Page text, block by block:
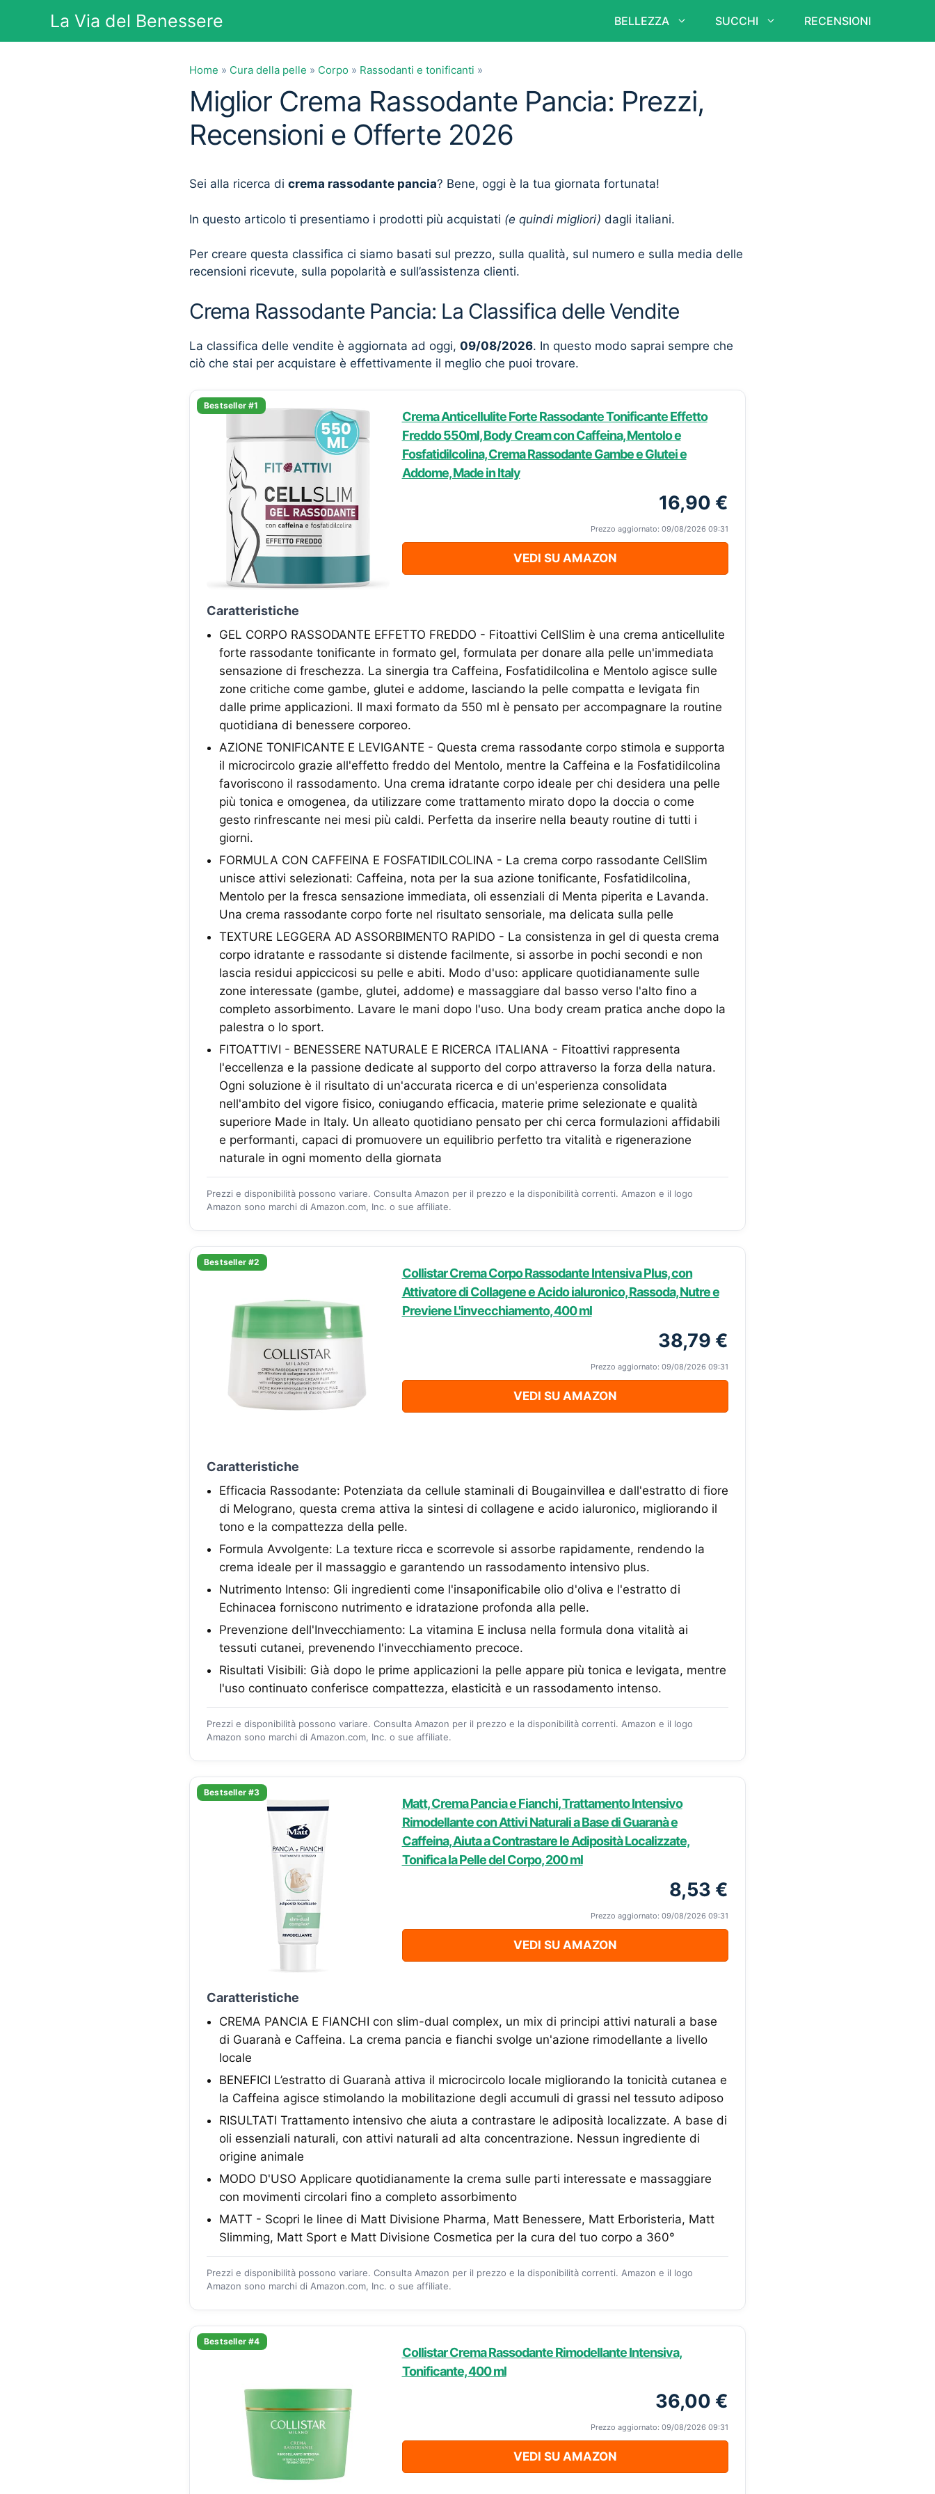
contenuto
La Via del Benessere BELLEZZA SUCCHI RECENSIONI
Home » Cura della pelle » Corpo » Rassodanti e tonificanti »
Miglior Crema Rassodante Pancia: Prezzi,
Recensioni e Offerte 2026
Sei alla ricerca di crema rassodante pancia? Bene, oggi è la tua giornata fortunata!
In questo articolo ti presentiamo i prodotti più acquistati (e quindi migliori) dagli italiani.
Per creare questa classifica ci siamo basati sul prezzo, sulla qualità, sul numero e sulla media delle
recensioni ricevute, sulla popolarità e sull’assistenza clienti.
Crema Rassodante Pancia: La Classifica delle Vendite
La classifica delle vendite è aggiornata ad oggi, 09/08/2026. In questo modo saprai sempre che
ciò che stai per acquistare è effettivamente il meglio che puoi trovare.
Bestseller #1
Crema Anticellulite Forte Rassodante Tonificante Effetto
Freddo 550ml, Body Cream con Caffeina, Mentolo e
Fosfatidilcolina, Crema Rassodante Gambe e Glutei e
Addome, Made in Italy
16,90 €
Prezzo aggiornato: 09/08/2026 09:31
VEDI SU AMAZON
Caratteristiche
GEL CORPO RASSODANTE EFFETTO FREDDO - Fitoattivi CellSlim è una crema anticellulite
forte rassodante tonificante in formato gel, formulata per donare alla pelle un'immediata
sensazione di freschezza. La sinergia tra Caffeina, Fosfatidilcolina e Mentolo agisce sulle
zone critiche come gambe, glutei e addome, lasciando la pelle compatta e levigata fin
dalle prime applicazioni. Il maxi formato da 550 ml è pensato per accompagnare la routine
quotidiana di benessere corporeo.
AZIONE TONIFICANTE E LEVIGANTE - Questa crema rassodante corpo stimola e supporta
il microcircolo grazie all'effetto freddo del Mentolo, mentre la Caffeina e la Fosfatidilcolina
favoriscono il rassodamento. Una crema idratante corpo ideale per chi desidera una pelle
più tonica e omogenea, da utilizzare come trattamento mirato dopo la doccia o come
gesto rinfrescante nei mesi più caldi. Perfetta da inserire nella beauty routine di tutti i
giorni.
FORMULA CON CAFFEINA E FOSFATIDILCOLINA - La crema corpo rassodante CellSlim
unisce attivi selezionati: Caffeina, nota per la sua azione tonificante, Fosfatidilcolina,
Mentolo per la fresca sensazione immediata, oli essenziali di Menta piperita e Lavanda.
Una crema rassodante corpo forte nel risultato sensoriale, ma delicata sulla pelle
TEXTURE LEGGERA AD ASSORBIMENTO RAPIDO - La consistenza in gel di questa crema
corpo idratante e rassodante si distende facilmente, si assorbe in pochi secondi e non
lascia residui appiccicosi su pelle e abiti. Modo d'uso: applicare quotidianamente sulle
zone interessate (gambe, glutei, addome) e massaggiare dal basso verso l'alto fino a
completo assorbimento. Lavare le mani dopo l'uso. Una body cream pratica anche dopo la
palestra o lo sport.
FITOATTIVI - BENESSERE NATURALE E RICERCA ITALIANA - Fitoattivi rappresenta
l'eccellenza e la passione dedicate al supporto del corpo attraverso la forza della natura.
Ogni soluzione è il risultato di un'accurata ricerca e di un'esperienza consolidata
nell'ambito del vigore fisico, coniugando efficacia, materie prime selezionate e qualità
superiore Made in Italy. Un alleato quotidiano pensato per chi cerca formulazioni affidabili
e performanti, capaci di promuovere un equilibrio perfetto tra vitalità e rigenerazione
naturale in ogni momento della giornata
Prezzi e disponibilità possono variare. Consulta Amazon per il prezzo e la disponibilità correnti. Amazon e il logo
Amazon sono marchi di Amazon.com, Inc. o sue affiliate.
Bestseller #2
Collistar Crema Corpo Rassodante Intensiva Plus, con
Attivatore di Collagene e Acido ialuronico, Rassoda, Nutre e
Previene L'invecchiamento, 400 ml
38,79 €
Prezzo aggiornato: 09/08/2026 09:31
VEDI SU AMAZON
Caratteristiche
Efficacia Rassodante: Potenziata da cellule staminali di Bougainvillea e dall'estratto di fiore
di Melograno, questa crema attiva la sintesi di collagene e acido ialuronico, migliorando il
tono e la compattezza della pelle.
Formula Avvolgente: La texture ricca e scorrevole si assorbe rapidamente, rendendo la
crema ideale per il massaggio e garantendo un rassodamento intensivo plus.
Nutrimento Intenso: Gli ingredienti come l'insaponificabile olio d'oliva e l'estratto di
Echinacea forniscono nutrimento e idratazione profonda alla pelle.
Prevenzione dell'Invecchiamento: La vitamina E inclusa nella formula dona vitalità ai
tessuti cutanei, prevenendo l'invecchiamento precoce.
Risultati Visibili: Già dopo le prime applicazioni la pelle appare più tonica e levigata, mentre
l'uso continuato conferisce compattezza, elasticità e un rassodamento intenso.
Prezzi e disponibilità possono variare. Consulta Amazon per il prezzo e la disponibilità correnti. Amazon e il logo
Amazon sono marchi di Amazon.com, Inc. o sue affiliate.
Bestseller #3
Matt, Crema Pancia e Fianchi, Trattamento Intensivo
Rimodellante con Attivi Naturali a Base di Guaranà e
Caffeina, Aiuta a Contrastare le Adiposità Localizzate,
Tonifica la Pelle del Corpo, 200 ml
8,53 €
Prezzo aggiornato: 09/08/2026 09:31
VEDI SU AMAZON
Caratteristiche
CREMA PANCIA E FIANCHI con slim-dual complex, un mix di principi attivi naturali a base
di Guaranà e Caffeina. La crema pancia e fianchi svolge un'azione rimodellante a livello
locale
BENEFICI L’estratto di Guaranà attiva il microcircolo locale migliorando la tonicità cutanea e
la Caffeina agisce stimolando la mobilitazione degli accumuli di grassi nel tessuto adiposo
RISULTATI Trattamento intensivo che aiuta a contrastare le adiposità localizzate. A base di
oli essenziali naturali, con attivi naturali ad alta concentrazione. Nessun ingrediente di
origine animale
MODO D'USO Applicare quotidianamente la crema sulle parti interessate e massaggiare
con movimenti circolari fino a completo assorbimento
MATT - Scopri le linee di Matt Divisione Pharma, Matt Benessere, Matt Erboristeria, Matt
Slimming, Matt Sport e Matt Divisione Cosmetica per la cura del tuo corpo a 360°
Prezzi e disponibilità possono variare. Consulta Amazon per il prezzo e la disponibilità correnti. Amazon e il logo
Amazon sono marchi di Amazon.com, Inc. o sue affiliate.
Bestseller #4
Collistar Crema Rassodante Rimodellante Intensiva,
Tonificante, 400 ml
36,00 €
Prezzo aggiornato: 09/08/2026 09:31
VEDI SU AMAZON